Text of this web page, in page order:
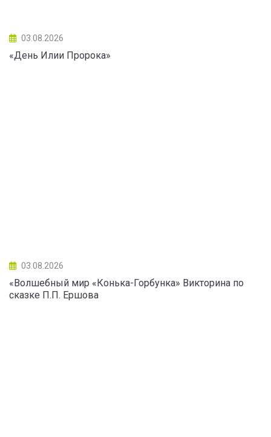
03.08.2026
«День Илии Пророка»
03.08.2026
«Волшебный мир «Конька-Горбунка» Викторина по
сказке П.П. Ершова